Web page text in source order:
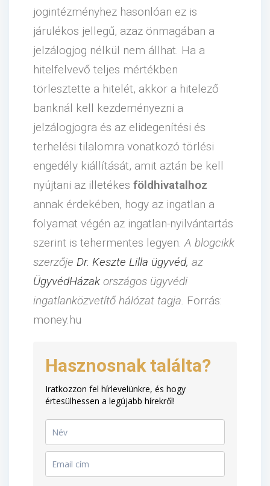
jogintézményhez hasonlóan ez is
járulékos jellegű, azaz önmagában a
jelzálogjog nélkül nem állhat. Ha a
hitelfelvevő teljes mértékben
törlesztette a hitelét, akkor a hitelező
banknál kell kezdeményezni a
jelzálogjogra és az elidegenítési és
terhelési tilalomra vonatkozó törlési
engedély kiállítását, amit aztán be kell
nyújtani az illetékes földhivatalhoz
annak érdekében, hogy az ingatlan a
folyamat végén az ingatlan-nyilvántartás
szerint is tehermentes legyen.A blogcikk
szerzője Dr. Keszte Lilla ügyvéd, az
ÜgyvédHázak országos ügyvédi
ingatlanközvetítő hálózat tagja. Forrás:
money.hu
Hasznosnak találta?
Iratkozzon fel hírlevelünkre, és hogy
értesülhessen a legújabb hírekről!